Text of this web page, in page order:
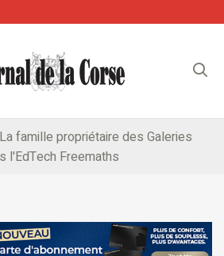
La famille propriétaire des Galeries
l'EdTech Freemaths